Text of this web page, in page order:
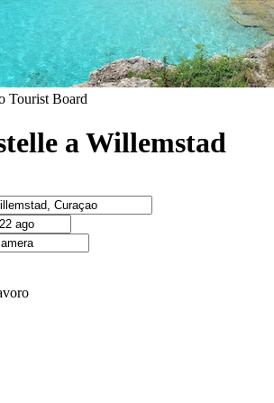
Tourist Board
a Willemstad